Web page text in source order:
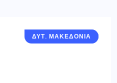
ΓΡΕΒΕΝΑ
ΔΥΤ. ΜΑΚΕΔΟΝΙΑ